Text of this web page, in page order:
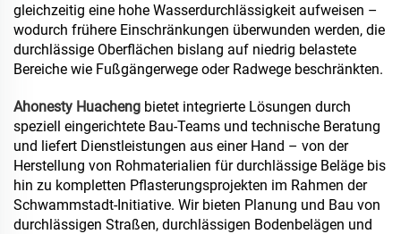
gleichzeitig eine hohe Wasserdurchlässigkeit aufweisen –
wodurch frühere Einschränkungen überwunden werden, die
durchlässige Oberflächen bislang auf niedrig belastete
Bereiche wie Fußgängerwege oder Radwege beschränkten.
Ahonesty Huacheng bietet integrierte Lösungen durch
speziell eingerichtete Bau-Teams und technische Beratung
und liefert Dienstleistungen aus einer Hand – von der
Herstellung von Rohmaterialien für durchlässige Beläge bis
hin zu kompletten Pflasterungsprojekten im Rahmen der
Schwammstadt-Initiative. Wir bieten Planung und Bau von
durchlässigen Straßen, durchlässigen Bodenbelägen und